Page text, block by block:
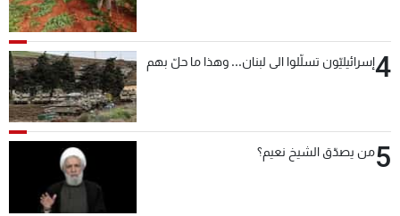
4إسرائيليّون تسلّلوا الى لبنان... وهذا ما حلّ بهم
5من يصدّق الشيخ نعيم؟